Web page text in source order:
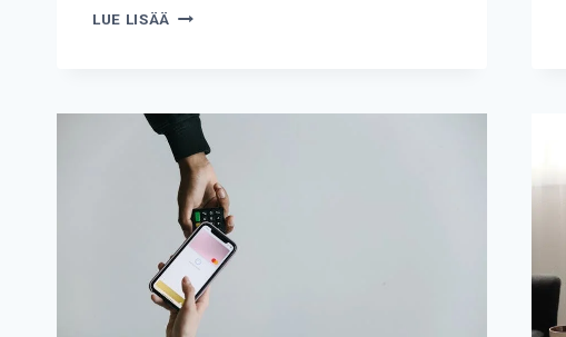
LUE LISÄÄ KUINKA